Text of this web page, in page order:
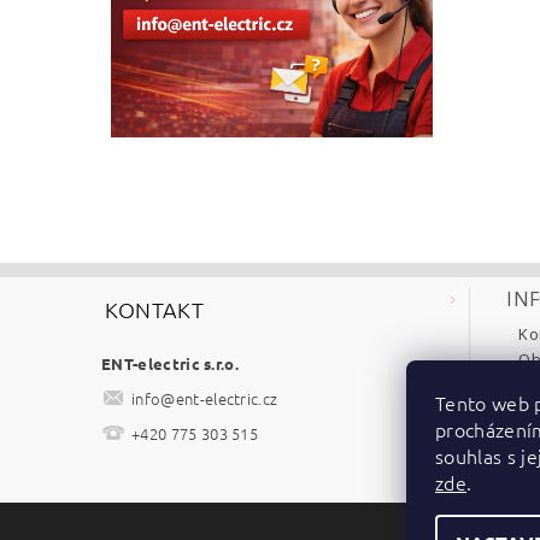
KONTAKT
ENT-electric s.r.o.
info@ent-electric.cz
+420 775 303 515
Tento web
souhlas s
zde.